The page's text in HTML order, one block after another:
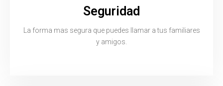
Seguridad
La forma mas segura que puedes llamar a tus familiares
y amigos.